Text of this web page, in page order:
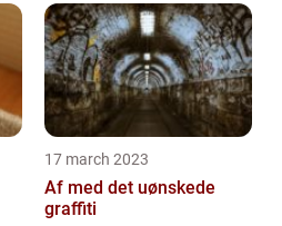
17 march 2023
Af med det uønskede
graffiti